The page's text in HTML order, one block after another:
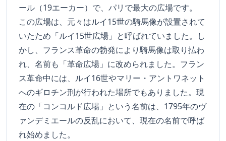
ール（19エーカー）で、パリで最大の広場です。
この広場は、元々はルイ15世の騎馬像が設置されて
いたため「ルイ15世広場」と呼ばれていました。し
かし、フランス革命の勃発により騎馬像は取り払わ
れ、名前も「革命広場」に改められました。フラン
ス革命中には、ルイ16世やマリー・アントワネット
へのギロチン刑が行われた場所でもありました。現
在の「コンコルド広場」という名前は、1795年のヴ
ァンデミエールの反乱において、現在の名前で呼ば
れ始めました。